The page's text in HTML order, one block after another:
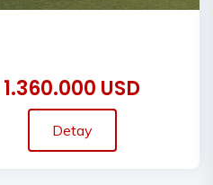
USD
Detay